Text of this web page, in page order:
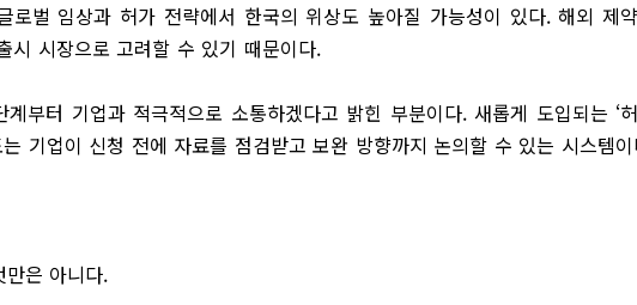
로벌 임상과 허가 전략에서 한국의 위상도 높아질 가능성이 있다. 해외 제
시 시장으로 고려할 수 있기 때문이다.
부터 기업과 적극적으로 소통하겠다고 밝힌 부분이다. 새롭게 도입되는 ‘
기업이 신청 전에 자료를 점검받고 보완 방향까지 논의할 수 있는 시스템
은 아니다.